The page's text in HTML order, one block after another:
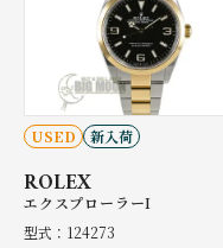
USED 新入荷
ROLEX
エクスプローラーI
型式：124273